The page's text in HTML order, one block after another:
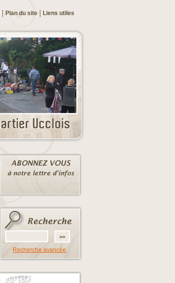
Liens utiles
Plan du site
Recherche avancée